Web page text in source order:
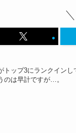
トップ3にランクインし
のは早計ですが…。